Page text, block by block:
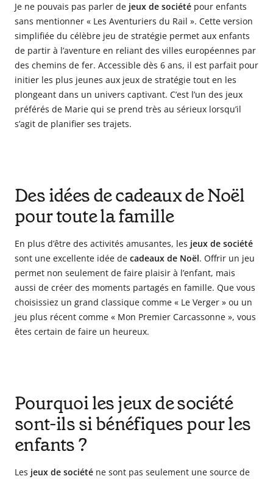
Je ne pouvais pas parler de jeux de société pour enfants
sans mentionner « Les Aventuriers du Rail ». Cette version
simplifiée du célèbre jeu de stratégie permet aux enfants
de partir à l’aventure en reliant des villes européennes par
des chemins de fer. Accessible dès 6 ans, il est parfait pour
initier les plus jeunes aux jeux de stratégie tout en les
plongeant dans un univers captivant. C’est l’un des jeux
préférés de Marie qui se prend très au sérieux lorsqu’il
s’agit de planifier ses trajets.
Des idées de cadeaux de Noël
pour toute la famille
En plus d’être des activités amusantes, les jeux de société
sont une excellente idée de cadeaux de Noël. Offrir un jeu
permet non seulement de faire plaisir à l’enfant, mais
aussi de créer des moments partagés en famille. Que vous
choisissiez un grand classique comme « Le Verger » ou un
jeu plus récent comme « Mon Premier Carcassonne », vous
êtes certain de faire un heureux.
Pourquoi les jeux de société
sont-ils si bénéfiques pour les
enfants ?
Les jeux de société ne sont pas seulement une source de